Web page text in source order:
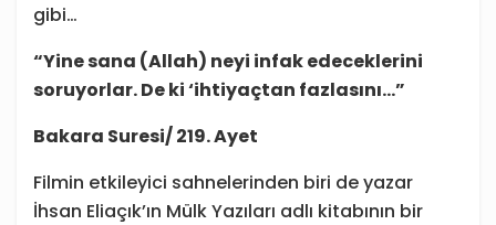
gibi…
“Yine sana (Allah) neyi infak edeceklerini
soruyorlar. De ki ‘ihtiyaçtan fazlasını…”
Bakara Suresi/ 219. Ayet
Filmin etkileyici sahnelerinden biri de yazar
İhsan Eliaçık’ın Mülk Yazıları adlı kitabının bir